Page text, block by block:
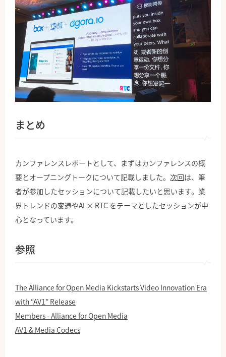
まとめ
カンファレンスレポートとして、まずはカンファレンスの概
要とオープニングトークについて記載しました。 次回は、筆
者が参加したセッションについて記載したいと思います。業
界トレンドの変遷やAI × RTC をテーマとしたセッションが中
心となっています。
参照
The Alliance for Open Media Kickstarts Video Innovation Era
with “AV1” Release
Members - Alliance for Open Media
AV1 & Media Codecs